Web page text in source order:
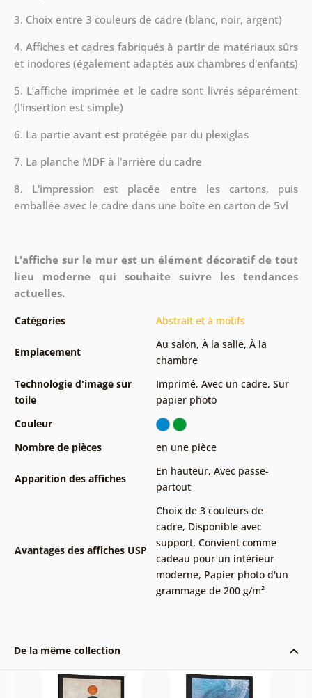
3. Choix entre 3 couleurs de cadre (blanc, noir, argent)
4. Affiches et cadres fabriqués à partir de matériaux sûrs
et inodores (également adaptés aux chambres d'enfants)
5. L’affiche imprimée et le cadre sont livrés séparément
(l'insertion est simple)
6. La partie avant est protégée par du plexiglas
7. La planche MDF à l'arrière du cadre
8. L'impression est placée entre les cartons, puis
emballée avec le cadre dans une boîte en carton de 5vl
L'affiche sur le mur est un élément décoratif de tout
lieu moderne qui souhaite suivre les tendances
actuelles.
Catégories Abstrait et à motifs
Emplacement
Au salon, À la salle, À la
chambre
Technologie d'image sur
toile
Imprimé, Avec un cadre, Sur
papier photo
Couleur
Nombre de pièces
en une pièce
Apparition des affiches
En hauteur, Avec passe-
partout
Avantages des affiches USP
Choix de 3 couleurs de
cadre, Disponible avec
support, Convient comme
cadeau pour un intérieur
moderne, Papier photo d'un
grammage de 200 g/m²
De la même collection